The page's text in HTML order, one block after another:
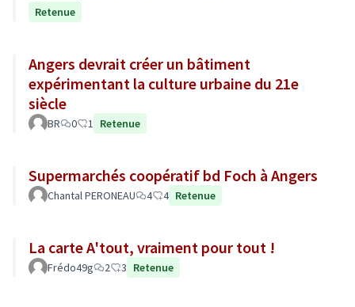
Retenue
Angers devrait créer un bâtiment
expérimentant la culture urbaine du 21e
siècle
BR 0 1 Retenue
Supermarchés coopératif bd Foch à Angers
Chantal PERONEAU 4 4 Retenue
La carte A'tout, vraiment pour tout !
Frédo49g 2 3 Retenue